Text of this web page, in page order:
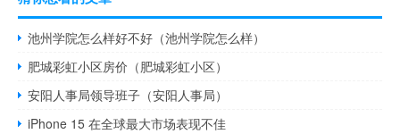
池州学院怎么样好不好（池州学院怎么样）
肥城彩虹小区房价（肥城彩虹小区）
安阳人事局领导班子（安阳人事局）
iPhone 15 在全球最大市场表现不佳